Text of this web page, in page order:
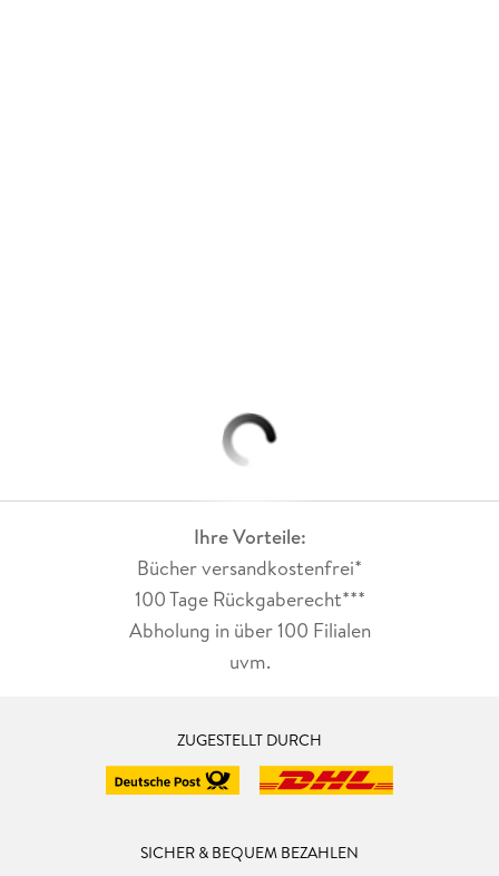
Ihre Vorteile:
Bücher versandkostenfrei*
100 Tage Rückgaberecht***
Abholung in über 100 Filialen
uvm.
ZUGESTELLT DURCH
SICHER & BEQUEM BEZAHLEN